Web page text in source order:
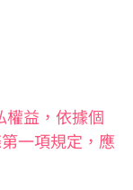
權益，依據個
一項規定，應